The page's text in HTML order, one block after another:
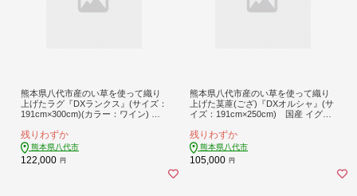
熊本県八代市産のい草を使って織り
上げたラグ『DXランクス』(サイズ：
191cm×300cm)(カラー：ワイン) 国
絨毯 マット 織物 敷き物 インテリア
残りわずか
熊本県八代市
122,000 円
熊本県八代市産のい草を使って織り
上げた茣蓙(ござ)『DXオルシャ』(サ
イズ：191cm×250cm) 国産 イグサ
き物 インテリア
残りわずか
熊本県八代市
105,000 円